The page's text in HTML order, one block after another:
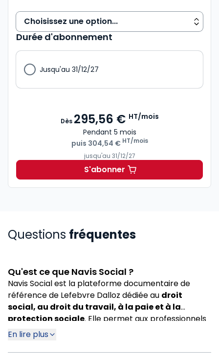
Durée d'abonnement
Jusqu'au 31/12/27
Dès 295,56 € HT/mois
Pendant 5 mois
puis 304,54 € HT/mois
jusqu'au 31/12/27
S'abonnerNavis Social à partir de
Questions fréquentes
Qu'est ce que Navis Social ?
Navis Social est la plateforme documentaire de
référence de Lefebvre Dalloz dédiée au droit
social, au droit du travail, à la paie et à la
protection sociale. Elle permet aux professionnels
d'accéder à la réglementation, à la jurisprudence, à
la doctrine et à des outils pratiques dans un
environnement unique.
En lire plus